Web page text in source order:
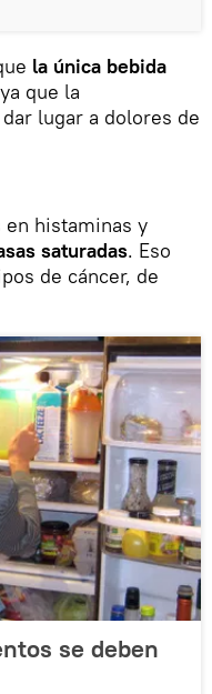
la única bebida
que la
lugar a dolores de
histaminas y
saturadas. Eso
de cáncer, de
se deben